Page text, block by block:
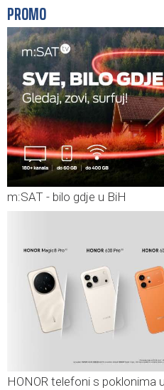
PROMO
m:SAT - bilo gdje u BiH
HONOR telefoni s poklonima